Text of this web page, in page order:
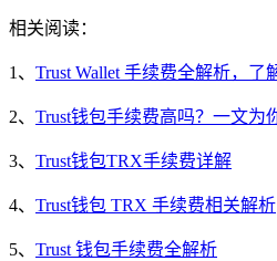
相关阅读：
1、 Trust Wallet 手续费全解析，了
2、 Trust钱包手续费高吗？一文为
3、 Trust钱包TRX手续费详解
4、 Trust钱包 TRX 手续费相关解析
5、 Trust 钱包手续费全解析